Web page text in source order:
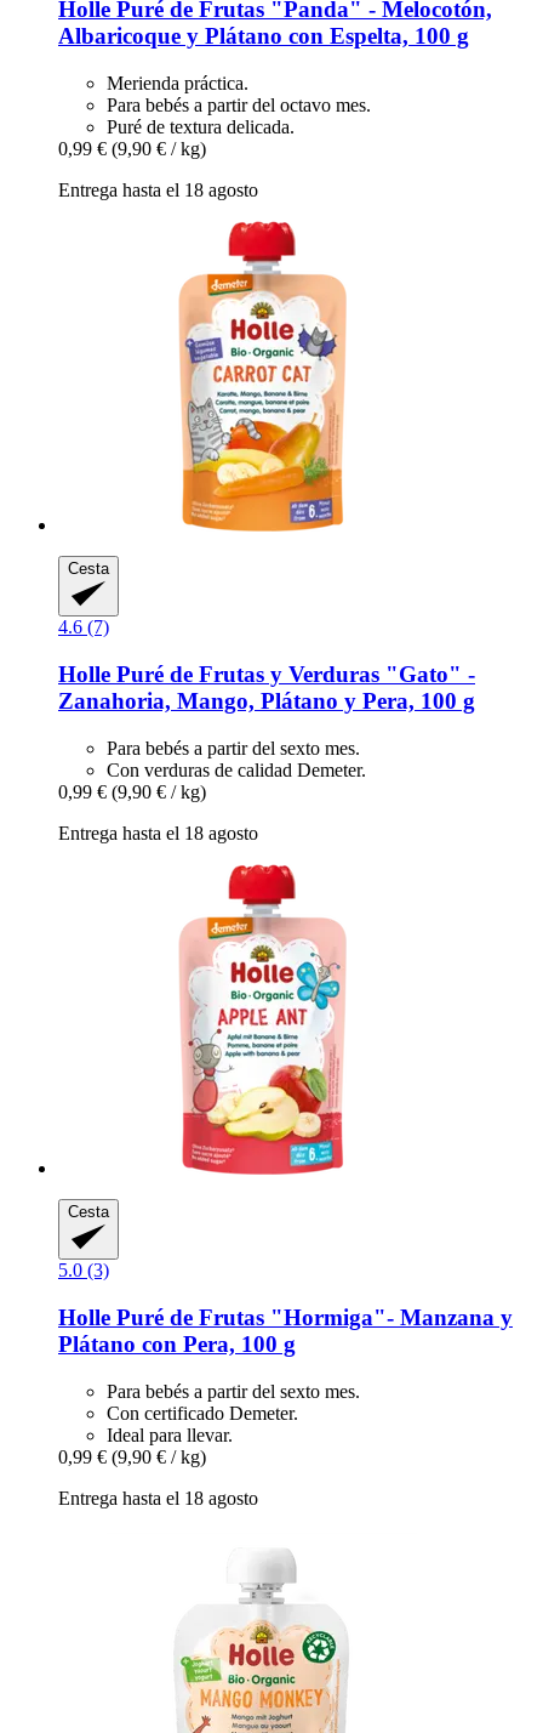
Holle Puré de Frutas "Panda" -​ Melocotón,
Albaricoque y Plátano con Espelta, 100 g
Merienda práctica.
Para bebés a partir del octavo mes.
Puré de textura delicada.
0,99 € (9,90 € / kg)
Entrega hasta el 18 agosto
Cesta
4.6 (7)
Holle Puré de Frutas y Verduras "Gato" -​
Zanahoria, Mango, Plátano y Pera, 100 g
Para bebés a partir del sexto mes.
Con verduras de calidad Demeter.
0,99 € (9,90 € / kg)
Entrega hasta el 18 agosto
Cesta
5.0 (3)
Holle Puré de Frutas "Hormiga"-​ Manzana y
Plátano con Pera, 100 g
Para bebés a partir del sexto mes.
Con certificado Demeter.
Ideal para llevar.
0,99 € (9,90 € / kg)
Entrega hasta el 18 agosto